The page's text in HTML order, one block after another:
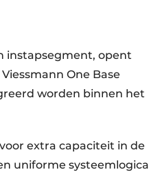
instapsegment, opent
One Base
worden binnen het
extra capaciteit in de
uniforme systeemlogica